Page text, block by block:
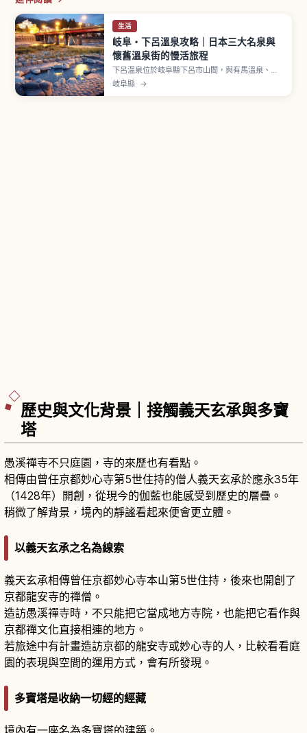
生活
岐阜・下呂溫泉攻略｜日本三大名泉與
懷舊溫泉街的慢活旅程
下呂溫泉位於岐阜縣下呂市山間，與有馬溫泉、草
津溫泉並列為日本三名泉的名湯。室町時代禪僧萬
岐阜縣 →
歷史與文化背景｜接觸義天玄承與多寶
塔
愚溪禪寺不只庭園，寺的來歷也有看點。
相傳由曾任京都妙心寺第5世住持的僧人義天玄承於應永35年
（1428年）開創，從現今的伽藍也能感受到歷史的層疊。
稍微了解背景，境內的靜謐看起來便會更立體。
以義天玄承之名為線索
義天玄承相傳曾任京都妙心寺本山第5世住持，後來也開創了
京都龍安寺的禪僧。
造訪愚溪禪寺時，不只能把它當成地方寺院，也能把它看作與
京都禪文化直接相連的地方。
若旅途中有計畫造訪京都的龍安寺或妙心寺的人，比較看看庭
園的表現與空間的運用方式，會有所發現。
多寶塔是收納一切經的經藏